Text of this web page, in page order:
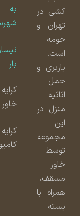
کشی در
تهران و
حومه
است.
باربری و
حمل
اثاثیه
منزل در
مجموعه
توسط
مسقف،
همراه با
بسته
شهرستان
نیسان
کامیون